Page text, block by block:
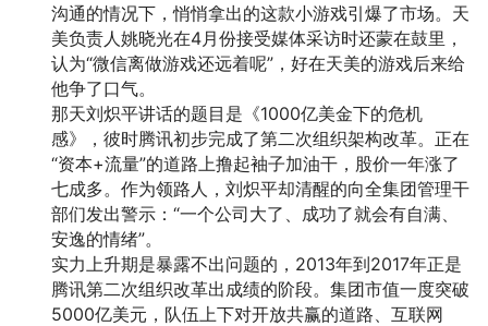
沟通的情况下，悄悄拿出的这款小游戏引爆了市场。天
美负责人姚晓光在4月份接受媒体采访时还蒙在鼓里，
认为“微信离做游戏还远着呢”，好在天美的游戏后来给
他争了口气。
那天刘炽平讲话的题目是《1000亿美金下的危机
感》，彼时腾讯初步完成了第二次组织架构改革。正在
“资本+流量”的道路上撸起袖子加油干，股价一年涨了
七成多。作为领路人，刘炽平却清醒的向全集团管理干
部们发出警示：“一个公司大了、成功了就会有自满、
安逸的情绪”。
实力上升期是暴露不出问题的，2013年到2017年正是
腾讯第二次组织改革出成绩的阶段。集团市值一度突破
5000亿美元，队伍上下对开放共赢的道路、互联网